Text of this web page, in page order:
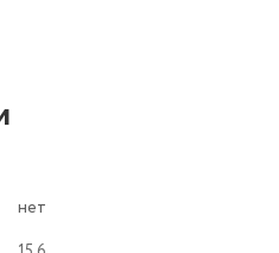
с 16 ГБ оперативной
приложений
быструю загрузку
работу с файлами, а
15 является идеальным
и мощный ноутбук
нет